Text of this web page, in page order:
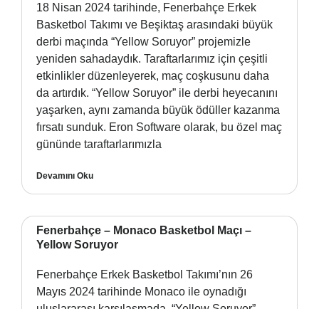
18 Nisan 2024 tarihinde, Fenerbahçe Erkek
Basketbol Takımı ve Beşiktaş arasındaki büyük
derbi maçında “Yellow Soruyor” projemizle
yeniden sahadaydık. Taraftarlarımız için çeşitli
etkinlikler düzenleyerek, maç coşkusunu daha
da artırdık. “Yellow Soruyor” ile derbi heyecanını
yaşarken, aynı zamanda büyük ödüller kazanma
fırsatı sunduk. Eron Software olarak, bu özel maç
gününde taraftarlarımızla
Devamını Oku
Fenerbahçe – Monaco Basketbol Maçı –
Yellow Soruyor
Fenerbahçe Erkek Basketbol Takımı’nın 26
Mayıs 2024 tarihinde Monaco ile oynadığı